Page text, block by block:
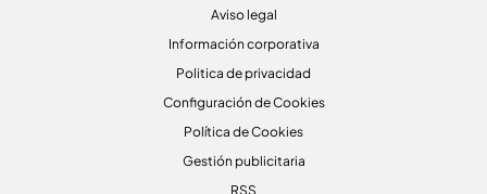
Aviso legal
Información corporativa
Politica de privacidad
Configuración de Cookies
Política de Cookies
Gestión publicitaria
RSS